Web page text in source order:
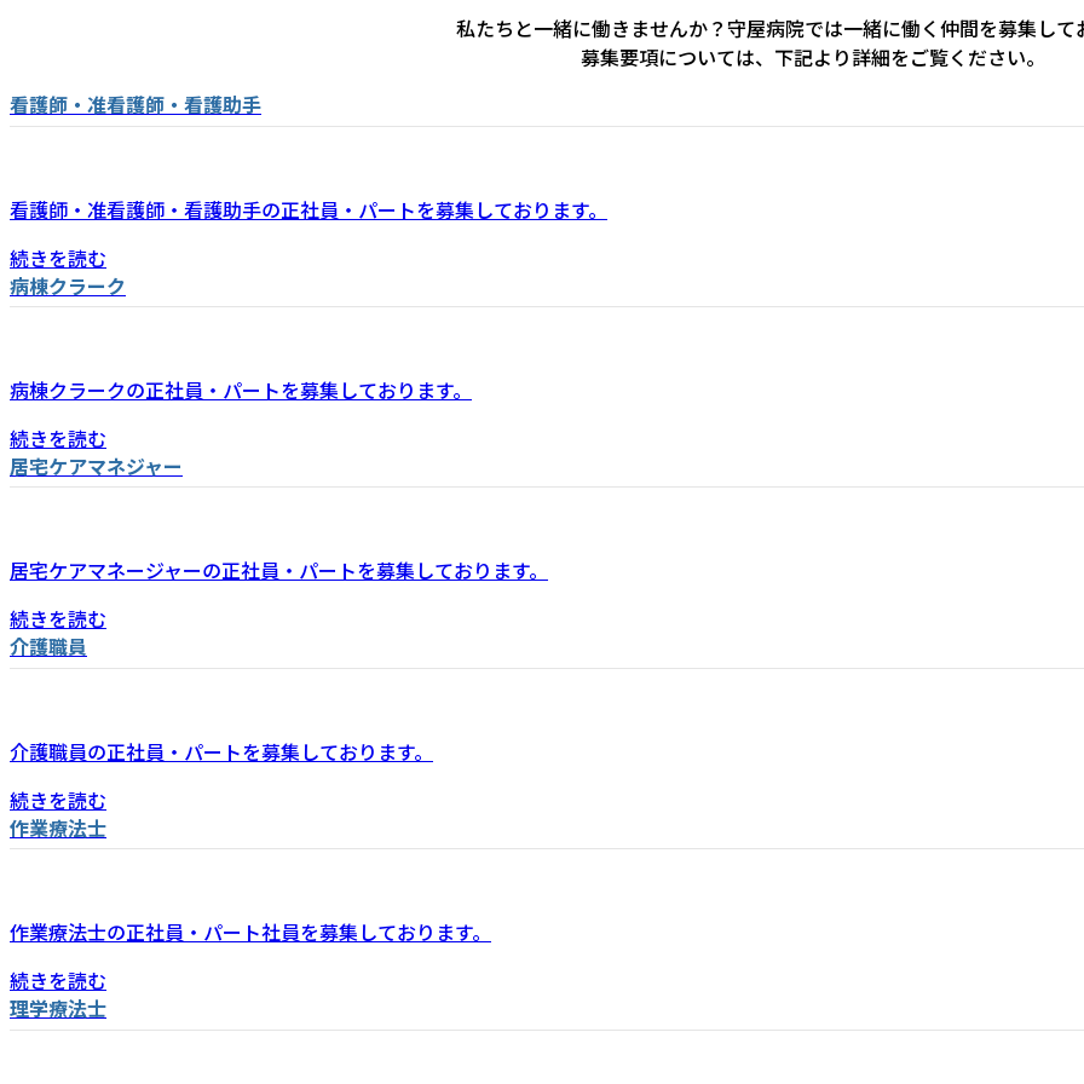
私たちと一緒に働きませんか？守屋病院では一緒に働く仲間を募集して
募集要項については、下記より詳細をご覧ください。
看護師・准看護師・看護助手
看護師・准看護師・看護助手の正社員・パートを募集しております。
続きを読む
病棟クラーク
病棟クラークの正社員・パートを募集しております。
続きを読む
居宅ケアマネジャー
居宅ケアマネージャーの正社員・パートを募集しております。
続きを読む
介護職員
介護職員の正社員・パートを募集しております。
続きを読む
作業療法士
作業療法士の正社員・パート社員を募集しております。
続きを読む
理学療法士